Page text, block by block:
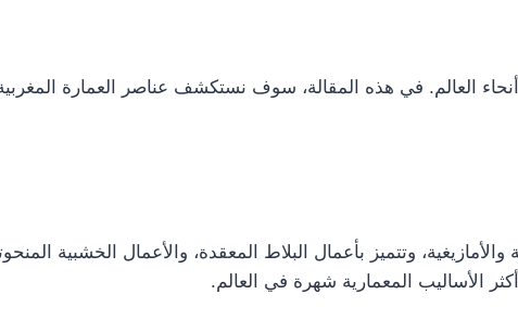
العالم. في هذه المقالة، سوف نستكشف عناصر العمارة
والأمازيغية، وتتميز بأعمال البلاط المعقدة، والأعمال الخشبية
الأساليب المعمارية شهرة في العالم.